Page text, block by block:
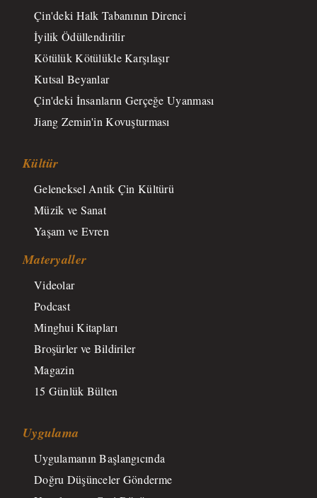
Çin'deki Halk Tabanının Direnci
İyilik Ödüllendirilir
Kötülük Kötülükle Karşılaşır
Kutsal Beyanlar
Çin'deki İnsanların Gerçeğe Uyanması
Jiang Zemin'in Kovuşturması
Kültür
Geleneksel Antik Çin Kültürü
Müzik ve Sanat
Yaşam ve Evren
Materyaller
Videolar
Podcast
Minghui Kitapları
Broşürler ve Bildiriler
Magazin
15 Günlük Bülten
Uygulama
Uygulamanın Başlangıcında
Doğru Düşünceler Gönderme